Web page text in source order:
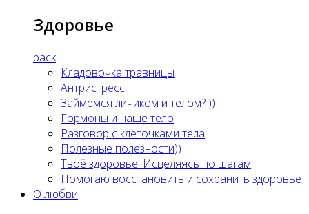
Здоровье
back
Кладовочка травницы
Антристресс
Займёмся личиком и телом? ))
Гормоны и наше тело
Разговор с клеточками тела
Полезные полезности))
Твоё здоровье. Исцеляясь по шагам
Помогаю восстановить и сохранить здоровье
О любви